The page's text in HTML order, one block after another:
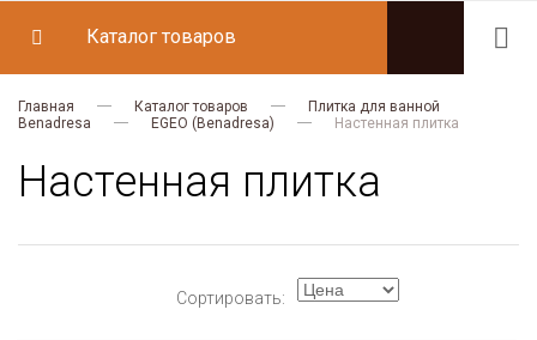
Каталог товаров
Главная Каталог товаров
Плитка для ванной
Benadresa
EGEO (Benadresa) Настенная плитка
Настенная плитка
Сортировать: